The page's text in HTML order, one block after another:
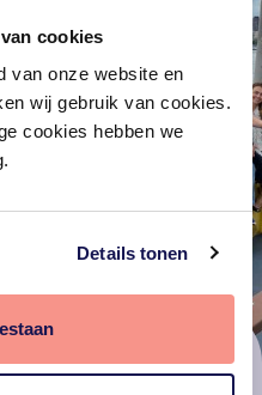
cookies
van onze website en
wij gebruik van cookies.
cookies hebben we
Details tonen